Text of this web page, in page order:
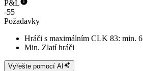
P&L
-55
Požadavky
Hráči s maximálním CLK 83: min. 6
Min. Zlatí hráči
Vyřešte pomocí AI